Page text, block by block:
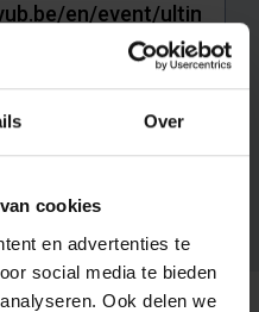
Over
cookies
en advertenties te
social media te bieden
Ook delen we
you encountered the error.